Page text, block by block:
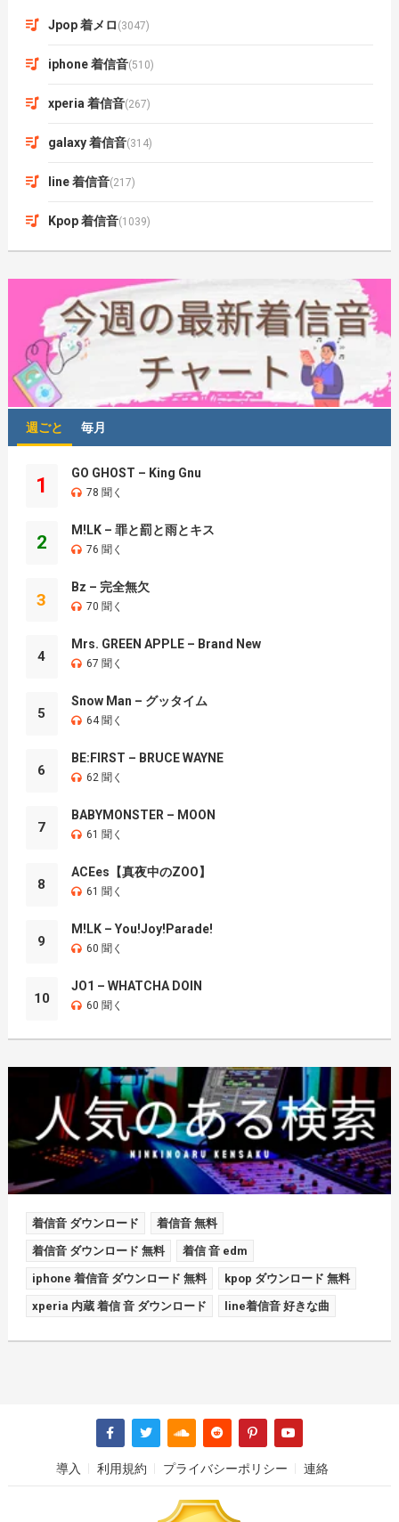
Jpop 着メロ (3047)
iphone 着信音(510)
xperia 着信音(267)
galaxy 着信音(314)
line 着信音(217)
Kpop 着信音(1039)
週ごと 毎月
1
GO GHOST – King Gnu
78 聞く
2
M!LK – 罪と罰と雨とキス
76 聞く
3
Bz – 完全無欠
70 聞く
4
Mrs. GREEN APPLE – Brand New
67 聞く
5
Snow Man – グッタイム
64 聞く
6
BE:FIRST – BRUCE WAYNE
62 聞く
7
BABYMONSTER – MOON
61 聞く
8
ACEes【真夜中のZOO】
61 聞く
9
M!LK – You!Joy!Parade!
60 聞く
10
JO1 – WHATCHA DOIN
60 聞く
着信音 ダウンロード 着信音 無料
着信音 ダウンロード 無料 着信 音 edm
iphone 着信音 ダウンロード 無料 kpop ダウンロード 無料
xperia 内蔵 着信 音 ダウンロード line着信音 好きな曲
導入 利用規約 プライバシーポリシー 連絡